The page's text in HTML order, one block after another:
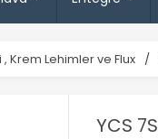
, Krem Lehimler ve Flux
YCS